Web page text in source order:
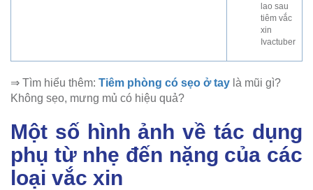
lao sau
tiêm vắc
xin
Ivactuber
⇒ Tìm hiểu thêm: Tiêm phòng có sẹo ở tay là mũi gì?
Không sẹo, mưng mủ có hiệu quả?
Một số hình ảnh về tác dụng
phụ từ nhẹ đến nặng của các
loại vắc xin